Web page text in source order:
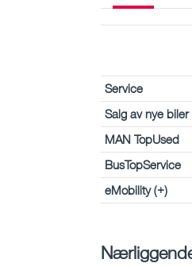
Service
Salg av nye biler
MAN TopUsed
BusTopService
eMobility (+)